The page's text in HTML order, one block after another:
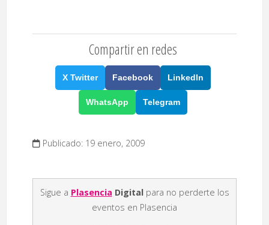
Compartir en redes
X Twitter Facebook LinkedIn
WhatsApp Telegram
Publicado: 19 enero, 2009
Sigue a Plasencia Digitalpara no perderte los
eventos en Plasencia